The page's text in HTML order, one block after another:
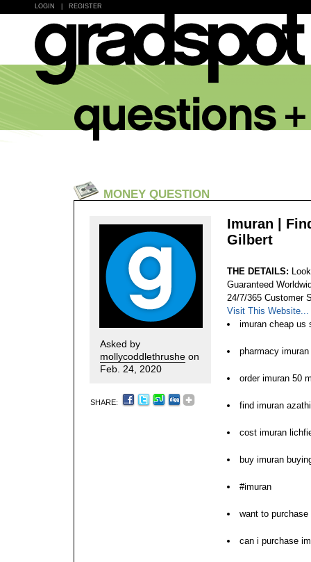
LOGIN REGISTER
MONEY QUESTION
Asked by
mollycoddlethrushe on
Feb. 24, 2020
SHARE:
Imuran |
Gilbert
THE DETAILS:
Guaranteed
24/7/365 Customer
Visit This Website...
imuran cheap us
pharmacy
order imuran 50
find imuran
cost imuran
buy imuran
#imuran
want to purchase
can i purchase